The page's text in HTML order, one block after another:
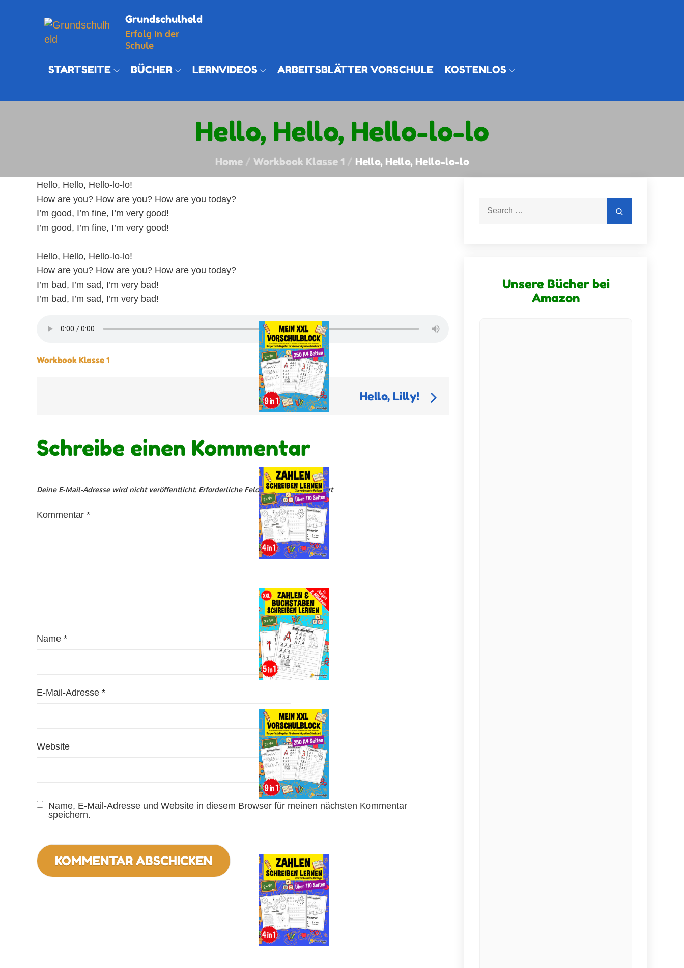
Grundschulheld
Erfolg in der
Schule
STARTSEITE BÜCHER LERNVIDEOS ARBEITSBLÄTTER VORSCHULE KOSTENLOS
Hello, Hello, Hello-lo-lo
Home Workbook Klasse 1 Hello, Hello, Hello-lo-lo
Hello, Hello, Hello-lo-lo!
How are you? How are you? How are you today?
I’m good, I’m fine, I’m very good!
I’m good, I’m fine, I’m very good!
Hello, Hello, Hello-lo-lo!
How are you? How are you? How are you today?
I’m bad, I’m sad, I’m very bad!
I’m bad, I’m sad, I’m very bad!
Workbook Klasse 1
Hello, Lilly!
Schreibe einen Kommentar
Deine E-Mail-Adresse wird nicht veröffentlicht. Erforderliche Felder sind mit*markiert
Kommentar *
Name *
E-Mail-Adresse *
Website
Name, E-Mail-Adresse und Website in diesem Browser für meinen nächsten Kommentar
speichern.
Search
Unsere Bücher bei
Amazon